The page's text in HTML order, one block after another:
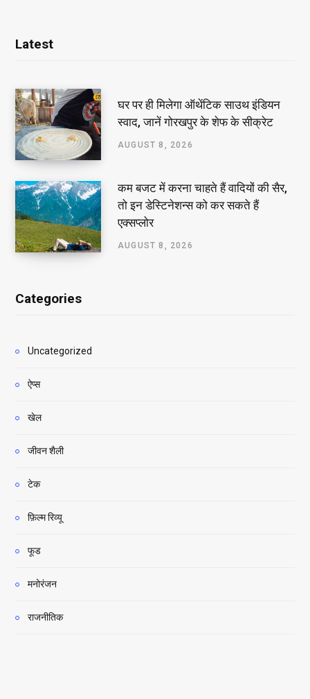
Latest
घर पर ही मिलेगा ऑथेंटिक साउथ इंडियन
स्वाद, जानें गोरखपुर के शेफ के सीक्रेट
AUGUST 8, 2026
कम बजट में करना चाहते हैं वादियों की सैर,
तो इन डेस्टिनेशन्स को कर सकते हैं
एक्सप्लोर
AUGUST 8, 2026
Categories
Uncategorized
ऐप्स
खेल
जीवन शैली
टेक
फ़िल्म रिव्यू
फूड
मनोरंजन
राजनीतिक